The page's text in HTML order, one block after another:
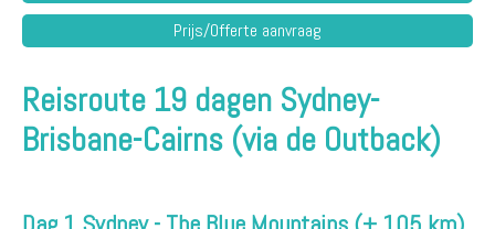
Prijs/Offerte aanvraag
Reisroute 19 dagen Sydney-
Brisbane-Cairns (via de Outback)